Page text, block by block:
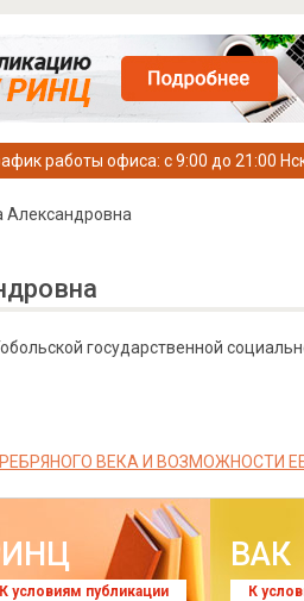
работы офиса: с 9:00 до 21:00
Александровна
государственной
ВЕКА И ВОЗМОЖНОСТИ
К условиям публикации
ВАК
К